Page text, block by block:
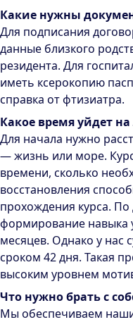
Какие нужны
Для подписания
данные близкого
резидента. Для
иметь ксерокопию
справка от фтизиатра.
Какое время уйдет
Для начала нужно
— жизнь или море.
времени, сколько
восстановления
прохождения курса.
формирование навыка
месяцев. Однако у нас
сроком 42 дня. Такая
высоким уровнем
Что нужно брать с
Мы обеспечиваем